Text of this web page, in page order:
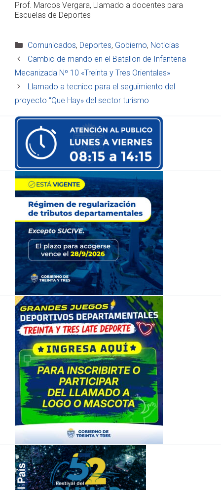
Prof. Marcos Vergara, Llamado a docentes para
Escuelas de Deportes
Categorías
Comunicados, Deportes, Gobierno, Noticias
Cambio de mando en el Batallon de Infanteria
Mecanizada Nº 10 «Treinta y Tres Orientales»
Llamado a tecnico para el seguimiento del
proyecto “Que Hay» del sector turismo